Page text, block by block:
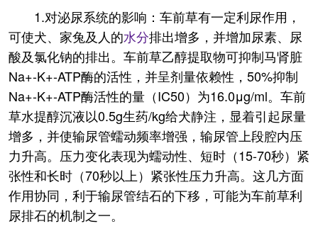
1.对泌尿系统的影响：车前草有一定利尿作用，
可使犬、家兔及人的水分排出增多，并增加尿素、尿
酸及氯化钠的排出。车前草乙醇提取物可抑制马肾脏
Na+-K+-ATP酶的活性，并呈剂量依赖性，50%抑制
Na+-K+-ATP酶活性的量（IC50）为16.0μg/ml。车前
草水提醇沉液以0.5g生药/kg给犬静注，显着引起尿量
增多，并使输尿管蠕动频率增强，输尿管上段腔内压
力升高。压力变化表现为蠕动性、短时（15-70秒）紧
张性和长时（70秒以上）紧张性压力升高。这几方面
作用协同，利于输尿管结石的下移，可能为车前草利
尿排石的机制之一。